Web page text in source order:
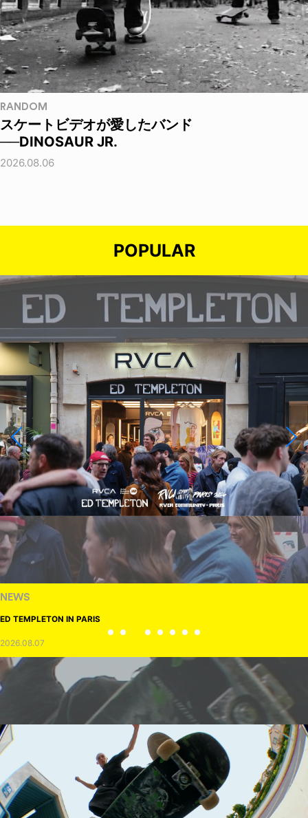
RANDOM
スケートビデオが愛したバンド
──DINOSAUR JR.
2026.08.06
POPULAR
NEWS
ED TEMPLETON IN PARIS
2026.08.07